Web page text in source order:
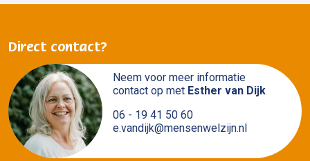
Direct contact?
Neem voor meer informatie
contact op met Esther van Dijk
06 - 19 41 50 60
e.vandijk@mensenwelzijn.nl